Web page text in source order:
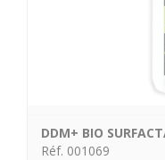
DDM+ BIO
Réf. 001069